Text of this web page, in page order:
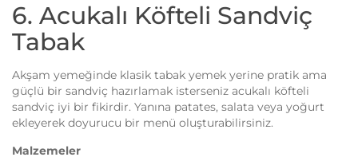
6. Acukalı Köfteli Sandviç
Tabak
Akşam yemeğinde klasik tabak yemek yerine pratik ama
güçlü bir sandviç hazırlamak isterseniz acukalı köfteli
sandviç iyi bir fikirdir. Yanına patates, salata veya yoğurt
ekleyerek doyurucu bir menü oluşturabilirsiniz.
Malzemeler